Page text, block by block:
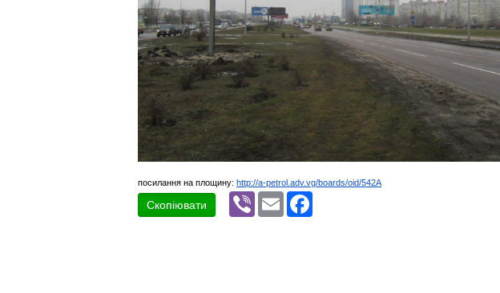
посилання на площину: http://a-petrol.adv.vg/boards/oid/542A
Скопіювати
Viber Email